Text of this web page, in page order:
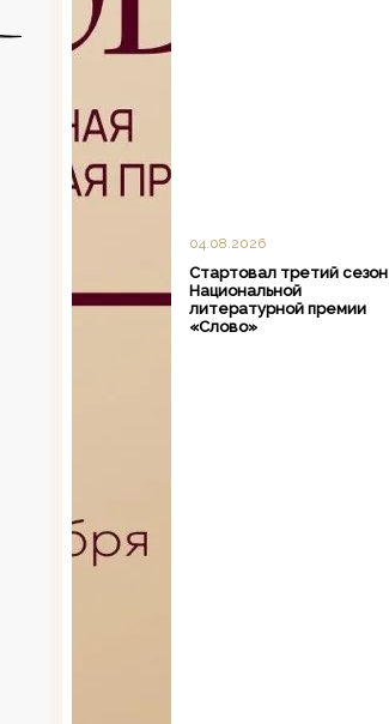
04.08.2026
Стартовал третий сезон
Национальной
литературной премии
«Слово»